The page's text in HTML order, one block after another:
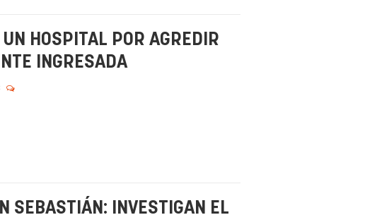
HOSPITAL POR AGREDIR
INGRESADA
SEBASTIÁN: INVESTIGAN EL